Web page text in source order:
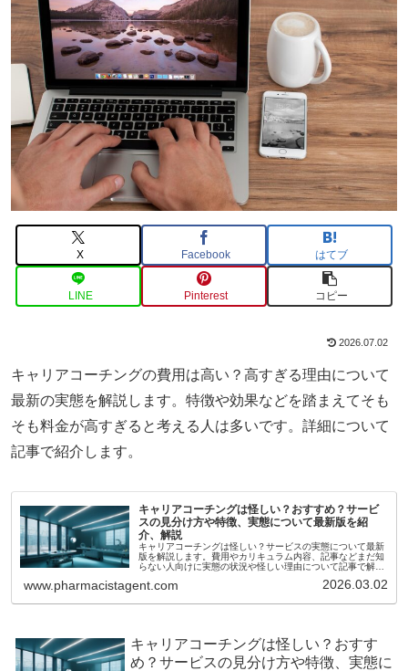
X Facebook はてブ
LINE Pinterest コピー
2026.07.02
キャリアコーチングの費用は高い？高すぎる理由について
最新の実態を解説します。特徴や効果などを踏まえてそも
そも料金が高すぎると考える人は多いです。詳細について
記事で紹介します。
キャリアコーチングは怪しい？おすすめ？サービ
スの見分け方や特徴、実態について最新版を紹
介、解説
キャリアコーチングは怪しい？サービスの実態について最新
版を解説します。費用やカリキュラム内容、記事などまだ知
らない人向けに実態の状況や怪しい理由について記事で解説
www.pharmacistagent.com 2026.03.02
キャリアコーチングは怪しい？おすす
め？サービスの見分け方や特徴、実態に